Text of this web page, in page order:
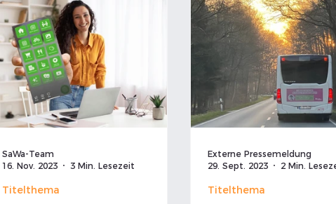
Titelthema
SaWa-Team
16. Nov. 2023
3 Min. Lesezeit
Titelthema
Externe Pressemeldung
29. Sept. 2023
2 Min.